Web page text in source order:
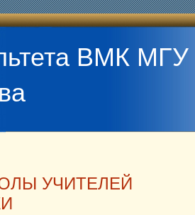
ВМК МГУ
УЧИТЕЛЕЙ